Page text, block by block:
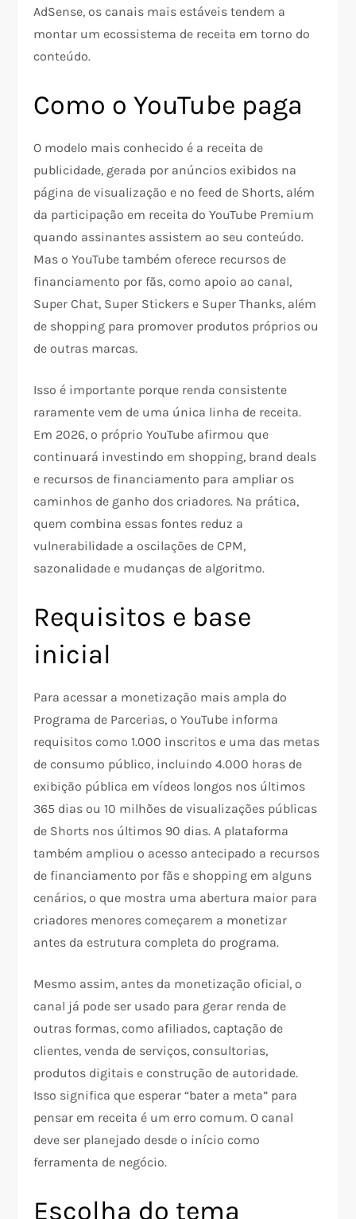
AdSense, os canais mais estáveis tendem a
montar um ecossistema de receita em torno do
conteúdo.​
Como o YouTube paga
O modelo mais conhecido é a receita de
publicidade, gerada por anúncios exibidos na
página de visualização e no feed de Shorts, além
da participação em receita do YouTube Premium
quando assinantes assistem ao seu conteúdo.
Mas o YouTube também oferece recursos de
financiamento por fãs, como apoio ao canal,
Super Chat, Super Stickers e Super Thanks, além
de shopping para promover produtos próprios ou
de outras marcas.​
Isso é importante porque renda consistente
raramente vem de uma única linha de receita.
Em 2026, o próprio YouTube afirmou que
continuará investindo em shopping, brand deals
e recursos de financiamento para ampliar os
caminhos de ganho dos criadores. Na prática,
quem combina essas fontes reduz a
vulnerabilidade a oscilações de CPM,
sazonalidade e mudanças de algoritmo.
Requisitos e base
inicial
Para acessar a monetização mais ampla do
Programa de Parcerias, o YouTube informa
requisitos como 1.000 inscritos e uma das metas
de consumo público, incluindo 4.000 horas de
exibição pública em vídeos longos nos últimos
365 dias ou 10 milhões de visualizações públicas
de Shorts nos últimos 90 dias. A plataforma
também ampliou o acesso antecipado a recursos
de financiamento por fãs e shopping em alguns
cenários, o que mostra uma abertura maior para
criadores menores começarem a monetizar
antes da estrutura completa do programa.
Mesmo assim, antes da monetização oficial, o
canal já pode ser usado para gerar renda de
outras formas, como afiliados, captação de
clientes, venda de serviços, consultorias,
produtos digitais e construção de autoridade.
Isso significa que esperar “bater a meta” para
pensar em receita é um erro comum. O canal
deve ser planejado desde o início como
ferramenta de negócio.
Escolha do tema